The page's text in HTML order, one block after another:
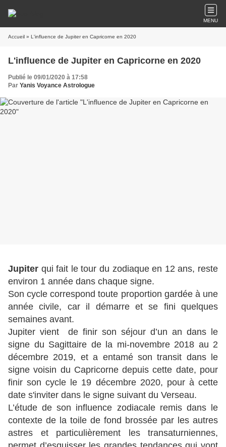
MENU
Accueil » L'influence de Jupiter en Capricorne en 2020
L'influence de Jupiter en Capricorne en 2020
Publié le 09/01/2020 à 17:58
Par Yanis Voyance Astrologue
Jupiter qui fait le tour du zodiaque en 12 ans, reste
environ 1 année dans chaque signe.
Son cycle correspond toute proportion gardée à une
année civile, car il démarre et se fini quelques
semaines avant.
Jupiter vient de finir son séjour d’un an dans le
signe du Sagittaire de la mi-novembre 2018 au 2
décembre 2019, et a entamé son transit dans le
signe voisin du Capricorne depuis cette date, pour
finir son cycle le 19 décembre 2020, pour à cette
date s'inviter dans le signe suivant du Verseau.
L’étude de son influence zodiacale remis dans le
contexte de la toile de fond brossée par les autres
astres et particulièrement les transaturniennes,